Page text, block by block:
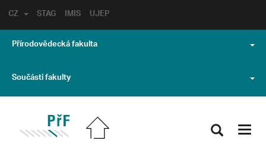
STAG IMIS UJEP
CZ
Přírodovědecká fakulta
Součásti fakulty